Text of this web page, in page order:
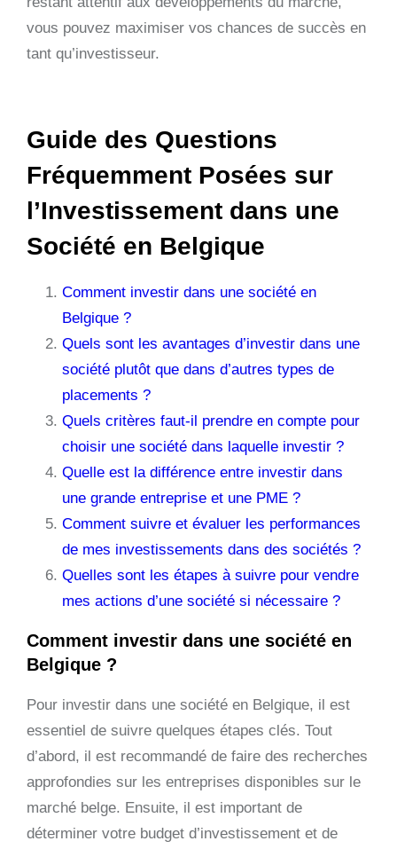
vous pouvez maximiser vos chances de succès en
tant qu’investisseur.
Guide des Questions
Fréquemment Posées sur
l’Investissement dans une
Société en Belgique
Comment investir dans une société en
Belgique ?
Quels sont les avantages d’investir dans une
société plutôt que dans d’autres types de
placements ?
Quels critères faut-il prendre en compte pour
choisir une société dans laquelle investir ?
Quelle est la différence entre investir dans
une grande entreprise et une PME ?
Comment suivre et évaluer les performances
de mes investissements dans des sociétés ?
Quelles sont les étapes à suivre pour vendre
mes actions d’une société si nécessaire ?
Comment investir dans une société en
Belgique ?
Pour investir dans une société en Belgique, il est
essentiel de suivre quelques étapes clés. Tout
d’abord, il est recommandé de faire des recherches
approfondies sur les entreprises disponibles sur le
marché belge. Ensuite, il est important de
déterminer votre budget d’investissement et de